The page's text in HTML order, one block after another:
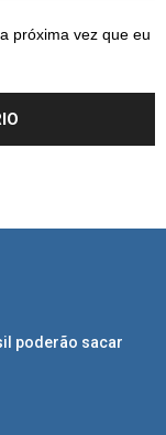
próxima vez que eu
poderão sacar